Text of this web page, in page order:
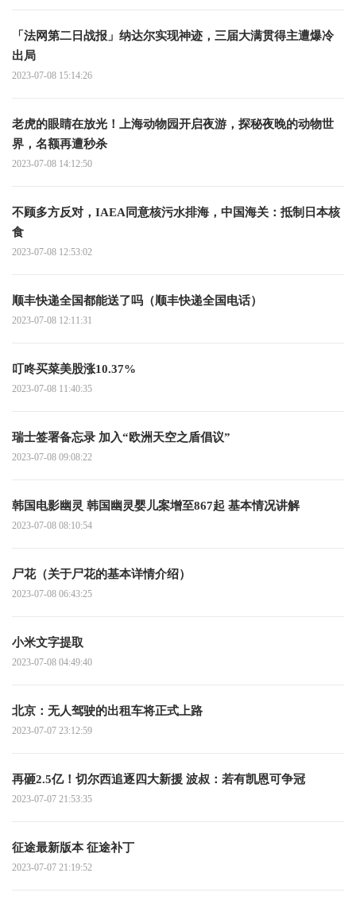
「法网第二日战报」纳达尔实现神迹，三届大满贯得主遭爆冷
出局
2023-07-08 15:14:26
老虎的眼睛在放光！上海动物园开启夜游，探秘夜晚的动物世
界，名额再遭秒杀
2023-07-08 14:12:50
不顾多方反对，IAEA同意核污水排海，中国海关：抵制日本核
食
2023-07-08 12:53:02
顺丰快递全国都能送了吗（顺丰快递全国电话）
2023-07-08 12:11:31
叮咚买菜美股涨10.37%
2023-07-08 11:40:35
瑞士签署备忘录 加入“欧洲天空之盾倡议”
2023-07-08 09:08:22
韩国电影幽灵 韩国幽灵婴儿案增至867起 基本情况讲解
2023-07-08 08:10:54
尸花（关于尸花的基本详情介绍）
2023-07-08 06:43:25
小米文字提取
2023-07-08 04:49:40
北京：无人驾驶的出租车将正式上路
2023-07-07 23:12:59
再砸2.5亿！切尔西追逐四大新援 波叔：若有凯恩可争冠
2023-07-07 21:53:35
征途最新版本 征途补丁
2023-07-07 21:19:52